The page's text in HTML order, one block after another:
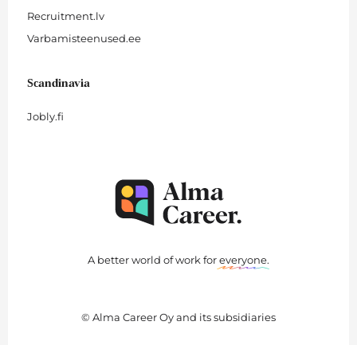
Recruitment.lv
Varbamisteenused.ee
Scandinavia
Jobly.fi
A better world of work foreveryone.
© Alma Career Oy and its subsidiaries